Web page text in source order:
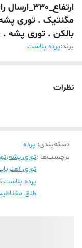
مگنتیک . توری
بالکن . توری پشه .
برند:پرده پلاست
نظرات
دسته‌بندی: پرده
برچسب‌ها :توری پشه،
توری
پرده پلاست،
طلق